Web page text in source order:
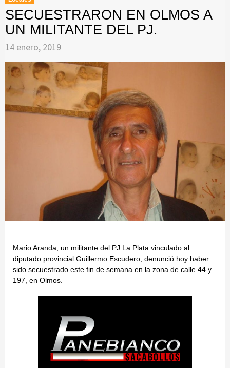
SECUESTRARON EN OLMOS A
UN MILITANTE DEL PJ.
14 enero, 2019
Mario Aranda, un militante del PJ La Plata vinculado al
diputado provincial Guillermo Escudero, denunció hoy haber
sido secuestrado este fin de semana en la zona de calle 44 y
197, en Olmos.